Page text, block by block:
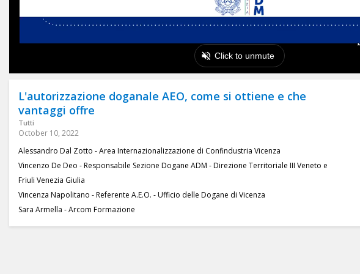
L'autorizzazione doganale AEO, come si ottiene e che
vantaggi offre
Tutti
October 10, 2022
Alessandro Dal Zotto - Area Internazionalizzazione di Confindustria Vicenza
Vincenzo De Deo - Responsabile Sezione Dogane ADM - Direzione Territoriale III Veneto e
Friuli Venezia Giulia
Vincenza Napolitano - Referente A.E.O. - Ufficio delle Dogane di Vicenza
Sara Armella - Arcom Formazione